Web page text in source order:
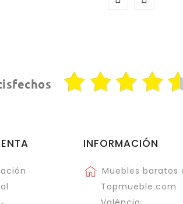
INFORMACIÓN
Muebles baratos
Topmueble.com